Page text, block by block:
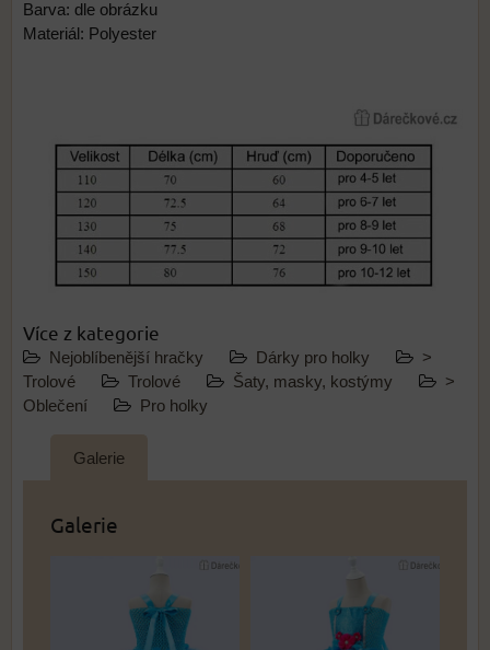
Barva: dle obrázku
Materiál: Polyester
Více z kategorie
Nejoblíbenější hračky Dárky pro holky
>
Trolové
Trolové Šaty, masky, kostýmy
>
Oblečení
Pro holky
Galerie
Galerie